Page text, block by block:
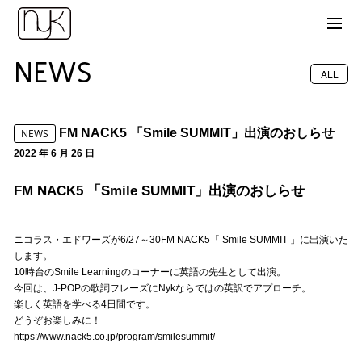
NEWS ALL
NEWS FM NACK5 「Smile SUMMIT」出演のおしらせ
2022 年 6 月 26 日
FM NACK5 「Smile SUMMIT」出演のおしらせ
ニコラス・エドワーズが6/27～30FM NACK5「 Smile SUMMIT 」に出演いた
します。
10時台のSmile Learningのコーナーに英語の先生として出演。
今回は、J-POPの歌詞フレーズにNykならではの英訳でアプローチ。
楽しく英語を学べる4日間です。
どうぞお楽しみに！
https://www.nack5.co.jp/program/smilesummit/